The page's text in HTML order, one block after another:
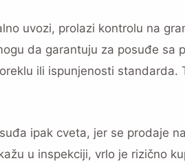
uvozi, prolazi kontrolu na
da garantuju za posuđe sa
ili ispunjenosti
ipak cveta, jer se prodaje
u inspekciji, vrlo je rizično